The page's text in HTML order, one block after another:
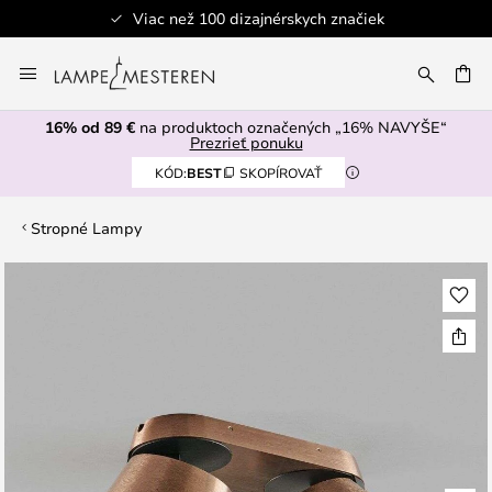
Viac než 100 dizajnérskych značiek
to
Content
16% od 89 € na produktoch označených „16% NAVYŠE“
Prezrieť ponuku
KÓD:BEST SKOPÍROVAŤ
Stropné Lampy